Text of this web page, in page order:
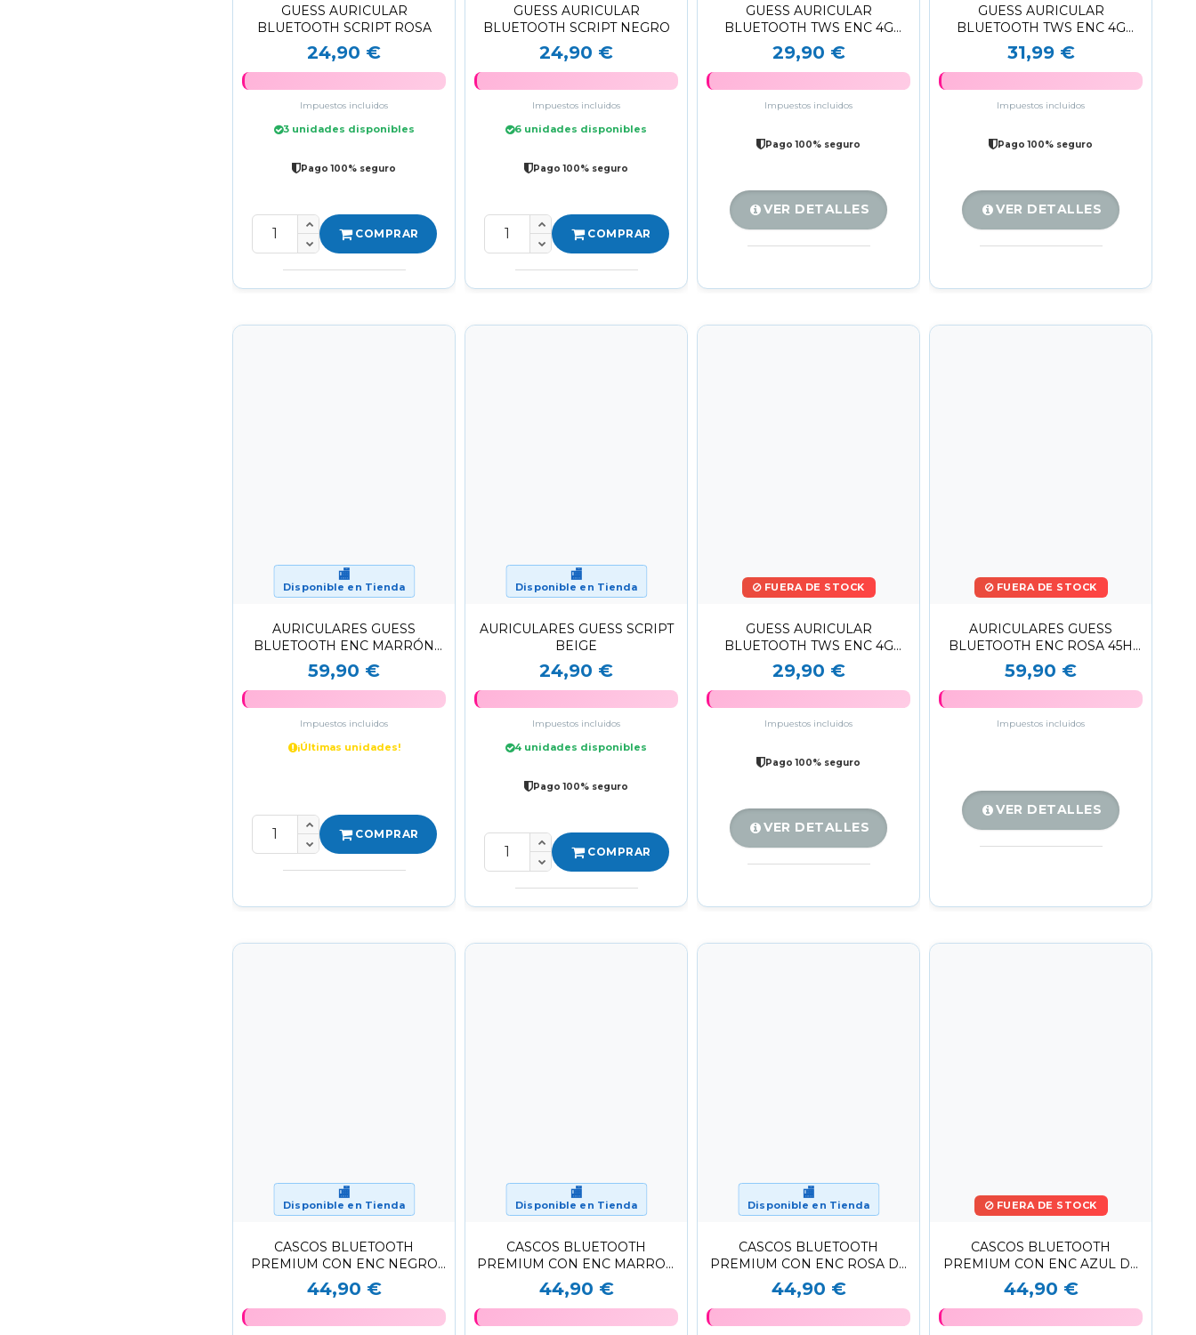
GUESS AURICULAR
BLUETOOTH SCRIPT ROSA
24,90 €
Impuestos incluidos
3 unidades disponibles
Pago 100% seguro
COMPRAR
GUESS AURICULAR
BLUETOOTH SCRIPT NEGRO
24,90 €
Impuestos incluidos
6 unidades disponibles
Pago 100% seguro
COMPRAR
GUESS AURICULAR
BLUETOOTH TWS ENC 4G
LOGO NEGRO
29,90 €
Impuestos incluidos
Pago 100% seguro
VER DETALLES
GUESS AURICULAR
BLUETOOTH TWS ENC 4G
LOGO MARRÓN
31,99 €
Impuestos incluidos
Pago 100% seguro
VER DETALLES
🏬
Disponible en Tienda
AURICULARES GUESS
BLUETOOTH ENC MARRÓN
45H AUTONOMÍA SONIDO HI-
FI
59,90 €
Impuestos incluidos
¡Últimas unidades!
COMPRAR
🏬
Disponible en Tienda
AURICULARES GUESS SCRIPT
BEIGE
24,90 €
Impuestos incluidos
4 unidades disponibles
Pago 100% seguro
COMPRAR
FUERA DE STOCK
GUESS AURICULAR
BLUETOOTH TWS ENC 4G
LOGO ROSA
29,90 €
Impuestos incluidos
Pago 100% seguro
VER DETALLES
FUERA DE STOCK
AURICULARES GUESS
BLUETOOTH ENC ROSA 45H
AUTONOMÍA SONIDO HI-FI
59,90 €
Impuestos incluidos
VER DETALLES
🏬
Disponible en Tienda
CASCOS BLUETOOTH
PREMIUM CON ENC NEGRO
DE POLIPIEL CON LOGO
44,90 €
🏬
Disponible en Tienda
CASCOS BLUETOOTH
PREMIUM CON ENC MARRON
DE POLIPIEL CON LOGO
44,90 €
🏬
Disponible en Tienda
CASCOS BLUETOOTH
PREMIUM CON ENC ROSA DE
POLIPIEL CON LOGO
44,90 €
FUERA DE STOCK
CASCOS BLUETOOTH
PREMIUM CON ENC AZUL DE
POLIPIEL CON LOGO
44,90 €